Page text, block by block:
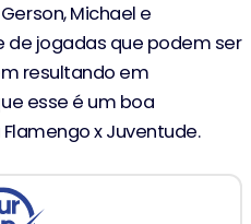
Michael e
de jogadas que podem ser
resultando em
esse é um boa
x Juventude.